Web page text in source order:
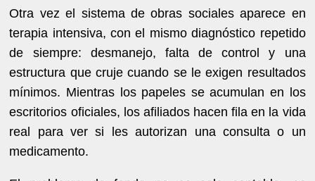
Otra vez el sistema de obras sociales aparece en
terapia intensiva, con el mismo diagnóstico repetido
de siempre: desmanejo, falta de control y una
estructura que cruje cuando se le exigen resultados
mínimos. Mientras los papeles se acumulan en los
escritorios oficiales, los afiliados hacen fila en la vida
real para ver si les autorizan una consulta o un
medicamento.